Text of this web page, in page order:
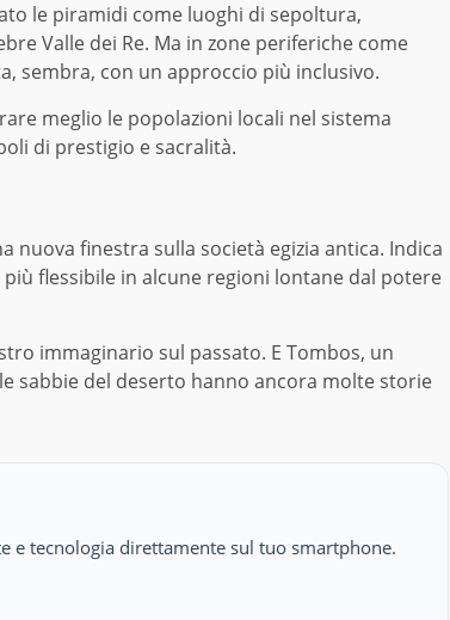
le piramidi come luoghi di sepoltura,
Valle dei Re. Ma in zone periferiche come
sembra, con un approccio più inclusivo.
meglio le popolazioni locali nel sistema
di prestigio e sacralità.
finestra sulla società egizia antica. Indica
flessibile in alcune regioni lontane dal potere
immaginario sul passato. E Tombos, un
sabbie del deserto hanno ancora molte storie
e tecnologia direttamente sul tuo smartphone.